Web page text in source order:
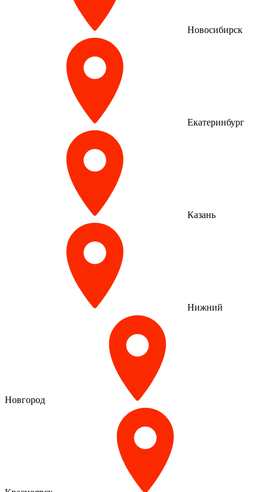
Новосибирск
Екатеринбург
Казань
Нижний
Новгород